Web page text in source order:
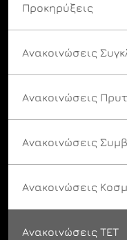
Προκηρύξεις
Ανακοινώσεις
Ανακοινώσεις
Ανακοινώσεις
Ανακοινώσεις
Ανακοινώσεις ΤΕΤ